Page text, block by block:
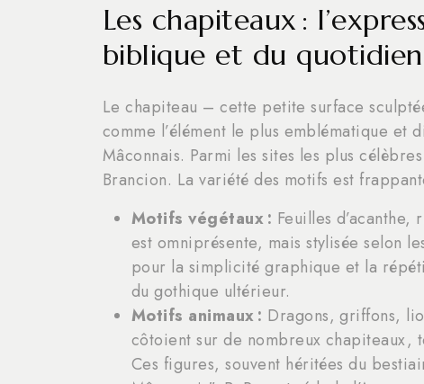
Les chapiteaux :
biblique et du quotidien
Le chapiteau – cette petite surface
comme l’élément le plus emblématique et
Mâconnais. Parmi les sites les plus
Brancion. La variété des motifs est
Motifs végétaux : Feuilles
est omniprésente, mais stylisée selon
pour la simplicité graphique et la
du gothique ultérieur.
Motifs animaux : Dragons, griffons,
côtoient sur de nombreux chapiteaux,
Ces figures, souvent héritées du